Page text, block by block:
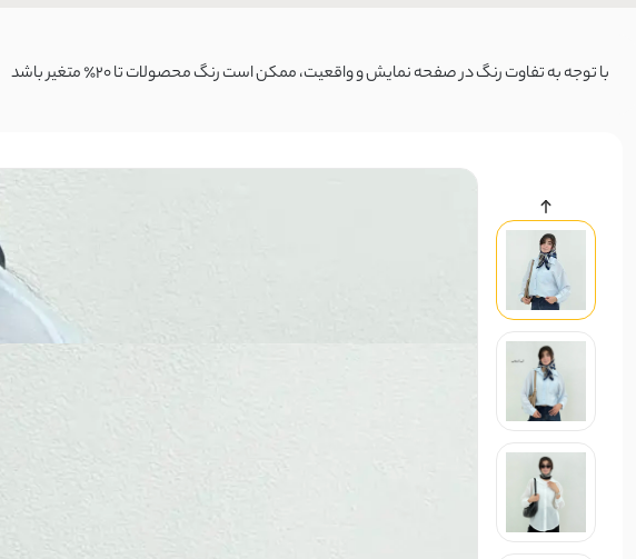
شلوار زنانه جین چیل کات سفید | آی بولک
2,464,150 تومان
بچگانه
حراجی
با توجه به تفاوت رنگ در صفحه نمایش و واقعیت، ممکن است رنگ محصولات تا ۲۰٪ متغیر باشد